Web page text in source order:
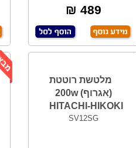
אחת. קלת מ
489 ₪
מלטשת רוטטת
(אגרוף) 200w
HITACHI-HIKOKI
SV12SG